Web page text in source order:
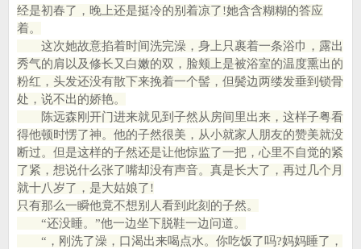
经是初春了，晚上还是挺冷的别着凉了!她含含糊糊的答应
着。
这次她故意掐着时间洗完澡，身上只裹着一条浴巾，露出
秀气的肩以及修长又白嫩的双，脸颊上是被浴室的温度熏出的
粉红，头发还没有散下来挽着一个髻，但鬓边两缕发垂到锁骨
处，说不出的娇艳。
陈远森刚开门进来就见到子然从房间里出来，这样子粤看
得他顿时愣了神。他的子然很美，从小就家人朋友的赞美就没
断过。但是这样的子然还是让他惊监了一把，心里不自觉的紧
了紧，想说什么张了嘴却没有声音。真是长大了，再过几个月
就十八岁了，是大姑娘了!
只有那么一瞬他竟不想别人看到此刻的子然。
“还没睡。”他一边坐下脱鞋一边问道。
“，刚洗了澡，口渴出来喝点水。你吃饭了吗?妈妈睡了，